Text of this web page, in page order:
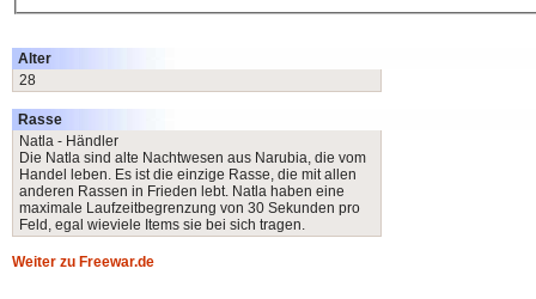
Alter
28
Rasse
Natla - Händler
Die Natla sind alte Nachtwesen aus Narubia, die vom
Handel leben. Es ist die einzige Rasse, die mit allen
anderen Rassen in Frieden lebt. Natla haben eine
maximale Laufzeitbegrenzung von 30 Sekunden pro
Feld, egal wieviele Items sie bei sich tragen.
Weiter zu Freewar.de